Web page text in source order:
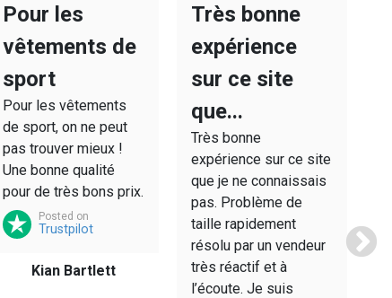
Pour les
vêtements de
sport
Pour les vêtements
de sport, on ne peut
pas trouver mieux !
Une bonne qualité
pour de très bons prix.
Posted on
Trustpilot
Kian Bartlett
Très bonne
expérience
sur ce site
que...
Très bonne
expérience sur ce site
que je ne connaissais
pas. Problème de
taille rapidement
résolu par un vendeur
très réactif et à
l’écoute. Je suis